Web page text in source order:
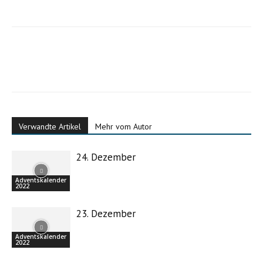
Verwandte Artikel Mehr vom Autor
Adventskalender
2022
24. Dezember
Adventskalender
2022
23. Dezember